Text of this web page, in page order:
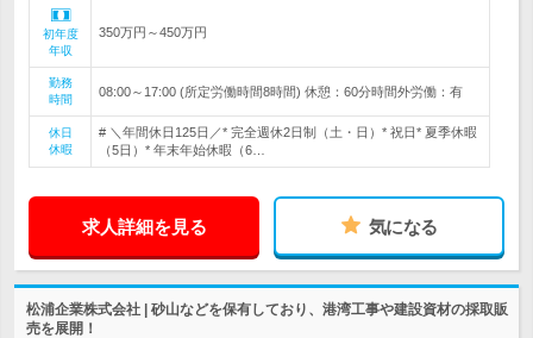
初年度
年収
350万円～450万円
勤務
時間
08:00～17:00 (所定労働時間8時間) 休憩：60分時間外労働：有
休日
休暇
# ＼年間休日125日／* 完全週休2日制（土・日）* 祝日* 夏季休暇
（5日）* 年末年始休暇（6…
求人詳細を見る 気になる
松浦企業株式会社 | 砂山などを保有しており、港湾工事や建設資材の採取販
売を展開！